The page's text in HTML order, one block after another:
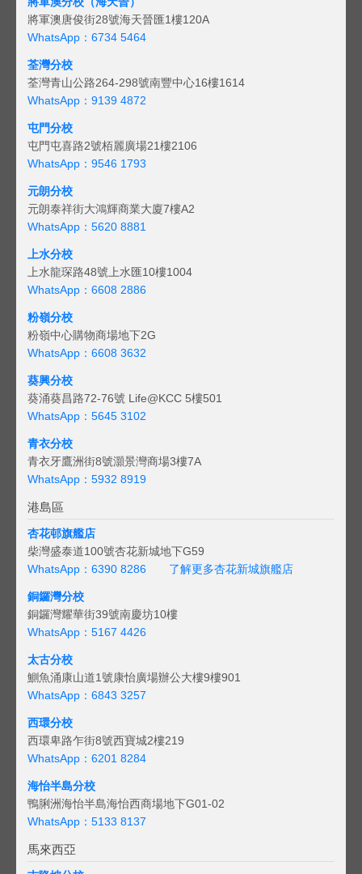
將軍澳唐俊街28號海天晉匯1樓120A
WhatsApp：6734 5464
荃灣分校
荃灣青山公路264-298號南豐中心16樓1614
WhatsApp：9139 4872
屯門分校
屯門屯喜路2號栢麗廣場21樓2106
WhatsApp：9546 1793
元朗分校
元朗泰祥街大鴻輝商業大廈7樓A2
WhatsApp：5620 8881
上水分校
上水龍琛路48號上水匯10樓1004
WhatsApp：6608 2886
粉嶺分校
粉嶺中心購物商場地下2G
WhatsApp：6608 3632
葵興分校
葵涌葵昌路72-76號 Life@KCC 5樓501
WhatsApp：5645 3102
青衣分校
青衣牙鷹洲街8號灝景灣商場3樓7A
WhatsApp：5932 8919
港島區
杏花邨旗艦店
柴灣盛泰道100號杏花新城地下G59
WhatsApp：6390 8286
了解更多杏花新城旗艦店
銅鑼灣分校
銅鑼灣耀華街39號南慶坊10樓
WhatsApp：5167 4426
太古分校
鰂魚涌康山道1號康怡廣場辦公大樓9樓901
WhatsApp：6843 3257
西環分校
西環卑路乍街8號西寶城2樓219
WhatsApp：6201 8284
海怡半島分校
鴨脷洲海怡半島海怡西商場地下G01-02
WhatsApp：5133 8137
馬來西亞